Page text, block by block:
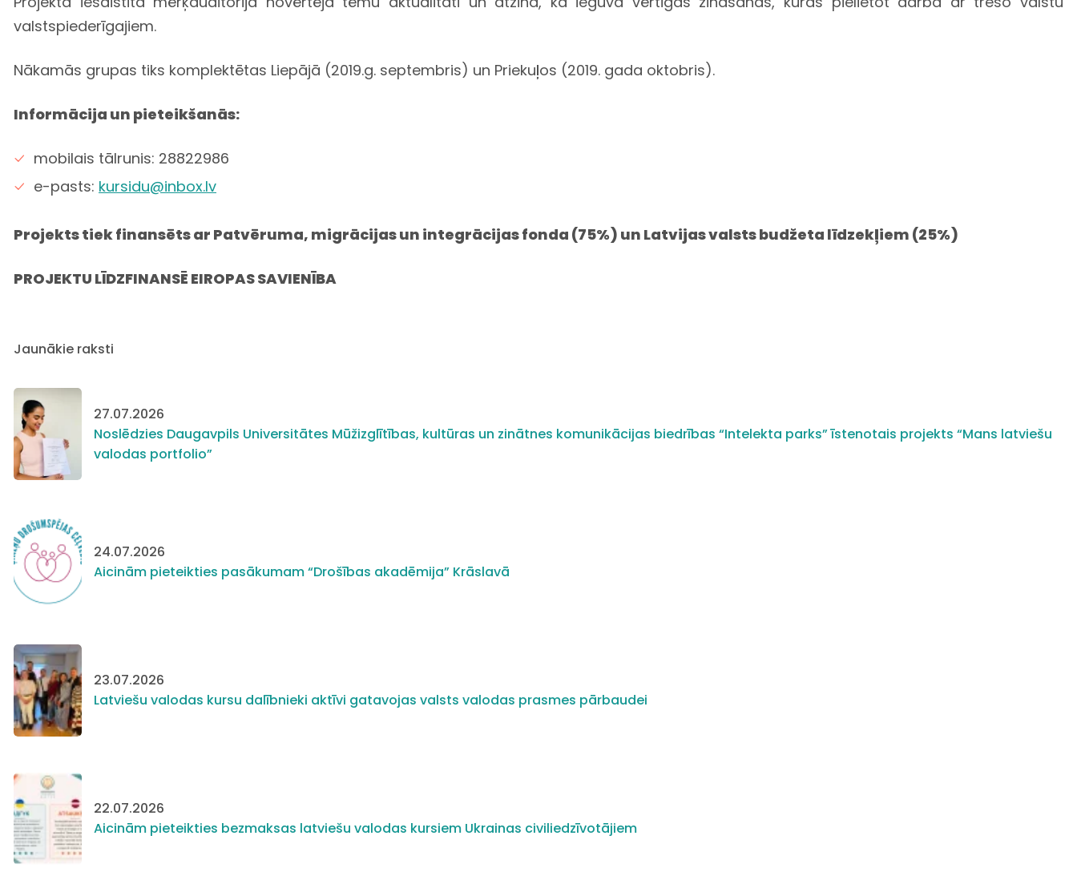
valstspiederīgajiem.
Nākamās grupas tiks komplektētas Liepājā (2019.g. septembris) un Priekuļos (2019. gada oktobris).
Informācija un pieteikšanās:
mobilais tālrunis: 28822986
e-pasts: kursidu@inbox.lv
Projekts tiek finansēts ar Patvēruma, migrācijas un integrācijas fonda (75%) un Latvijas valsts budžeta līdzekļiem (25%)
PROJEKTU LĪDZFINANSĒ EIROPAS SAVIENĪBA
Jaunākie raksti
27.07.2026
Noslēdzies Daugavpils Universitātes Mūžizglītības, kultūras un zinātnes komunikācijas biedrības “Intelekta parks” īstenotais projekts “Mans latviešu
valodas portfolio”
24.07.2026
Aicinām pieteikties pasākumam “Drošības akadēmija” Krāslavā
23.07.2026
Latviešu valodas kursu dalībnieki aktīvi gatavojas valsts valodas prasmes pārbaudei
22.07.2026
Aicinām pieteikties bezmaksas latviešu valodas kursiem Ukrainas civiliedzīvotājiem